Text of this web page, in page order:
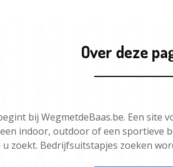
Over deze
bij WegmetdeBaas.be. Een
indoor, outdoor of een sportieve
u zoekt. Bedrijfsuitstapjes zoeken